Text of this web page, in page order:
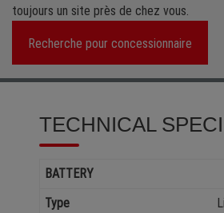
toujours un site près de chez vous.
Recherche pour concessionnaire
TECHNICAL
BATTERY
Type